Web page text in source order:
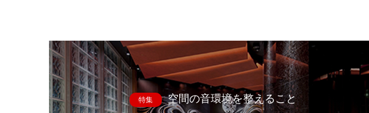
特集 空間の音環境を整えること